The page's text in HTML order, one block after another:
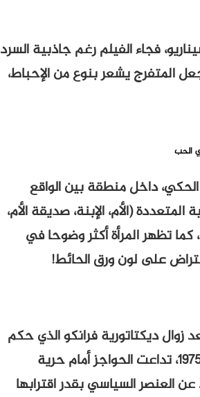
فجاء الفيلم رغم جاذبية السرد
المتفرج يشعر بنوع من الإحباط،
الحب
داخل منطقة بين الواقع
(الأم، الإبنة، صديقة الأم،
تظهر المرأة أكثر وضوحا في
على لون ورق الحائط!
ديكتاتورية فرانكو الذي حكم
البلاد بقبضة حديدية لمدة 36 عاما، ومع سقوط نظامه عام 1975، تداعت الحواجز أمام حرية
عن العنصر السياسي بقدر اقترابها